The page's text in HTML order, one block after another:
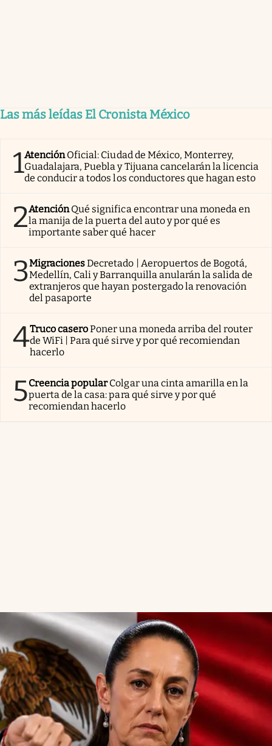
Las más leídas El Cronista México
1AtenciónOficial: Ciudad de México, Monterrey,
Guadalajara, Puebla y Tijuana cancelarán la licencia
de conducir a todos los conductores que hagan esto
2AtenciónQué significa encontrar una moneda en
la manija de la puerta del auto y por qué es
importante saber qué hacer
3MigracionesDecretado | Aeropuertos de Bogotá,
Medellín, Cali y Barranquilla anularán la salida de
extranjeros que hayan postergado la renovación
del pasaporte
4Truco caseroPoner una moneda arriba del router
de WiFi | Para qué sirve y por qué recomiendan
hacerlo
5Creencia popularColgar una cinta amarilla en la
puerta de la casa: para qué sirve y por qué
recomiendan hacerlo